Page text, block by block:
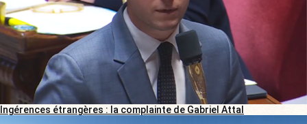
Ingérences étrangères : la complainte de Gabriel Attal